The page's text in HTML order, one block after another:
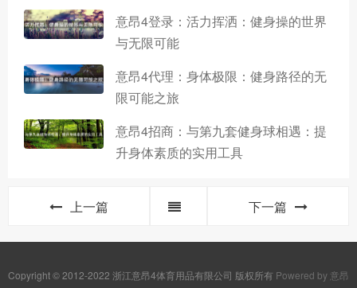
意昂4登录：活力挥洒：健身操的世界
与无限可能
意昂4代理：身体极限：健身路径的无
限可能之旅
意昂4招商：与第九套健身球相遇：提
升身体素质的实用工具
上一篇 下一篇
Copyright © 2012-2022 浙江意昂4体育用品有限公司 版权所有 Powered by 意昂